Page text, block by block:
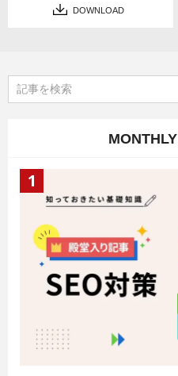
DOWNLOAD
MONTHLY